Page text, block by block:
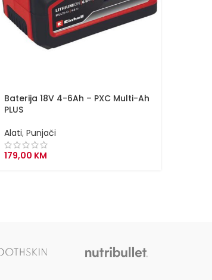
Baterija 18V 4-6Ah – PXC Multi-Ah
PLUS
Alati, Punjači
179,00 KM